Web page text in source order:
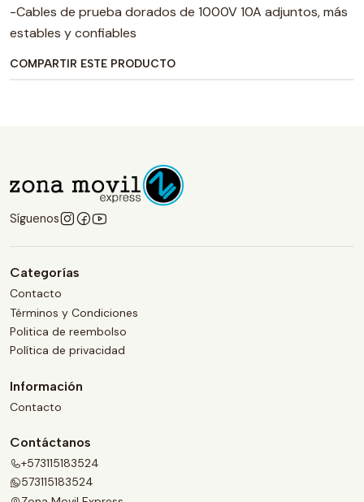
-Cables de prueba dorados de 1000V 10A adjuntos, más
estables y confiables
COMPARTIR ESTE PRODUCTO
Síguenos
Categorías
Contacto
Términos y Condiciones
Politica de reembolso
Política de privacidad
Información
Contacto
Contáctanos
+573115183524
573115183524